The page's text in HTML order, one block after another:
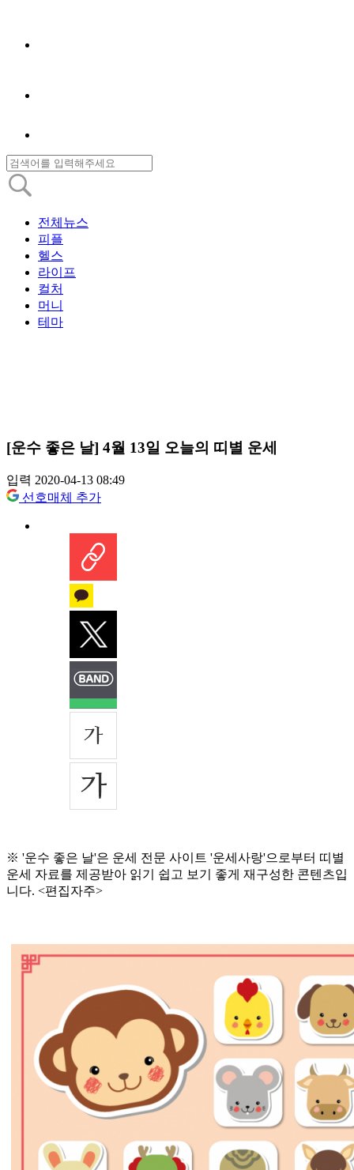
전체뉴스
피플
헬스
라이프
컬처
머니
테마
[운수 좋은 날] 4월 13일 오늘의 띠별 운세
입력 2020-04-13 08:49
선호매체 추가
※ '운수 좋은 날'은 운세 전문 사이트 '운세사랑'으로부터 띠별
운세 자료를 제공받아 읽기 쉽고 보기 좋게 재구성한 콘텐츠입
니다. <편집자주>